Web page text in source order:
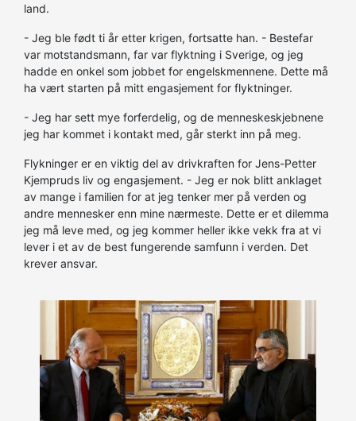
land.
- Jeg ble født ti år etter krigen, fortsatte han. - Bestefar
var motstandsmann, far var flyktning i Sverige, og jeg
hadde en onkel som jobbet for engelskmennene. Dette må
ha vært starten på mitt engasjement for flyktninger.
- Jeg har sett mye forferdelig, og de menneskeskjebnene
jeg har kommet i kontakt med, går sterkt inn på meg.
Flykninger er en viktig del av drivkraften for Jens-Petter
Kjempruds liv og engasjement. - Jeg er nok blitt anklaget
av mange i familien for at jeg tenker mer på verden og
andre mennesker enn mine nærmeste. Dette er et dilemma
jeg må leve med, og jeg kommer heller ikke vekk fra at vi
lever i et av de best fungerende samfunn i verden. Det
krever ansvar.